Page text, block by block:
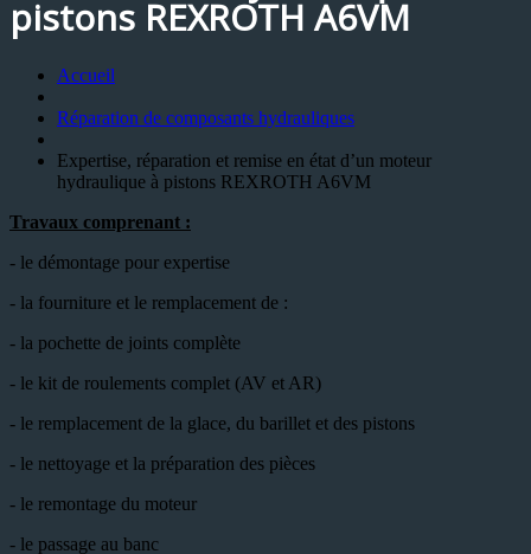
pistons REXROTH A6VM
Accueil
Réparation de composants hydrauliques
Expertise, réparation et remise en état d’un moteur
hydraulique à pistons REXROTH A6VM
Travaux comprenant :
- le démontage pour expertise
- la fourniture et le remplacement de :
- la pochette de joints complète
- le kit de roulements complet (AV et AR)
- le remplacement de la glace, du barillet et des pistons
- le nettoyage et la préparation des pièces
- le remontage du moteur
- le passage au banc